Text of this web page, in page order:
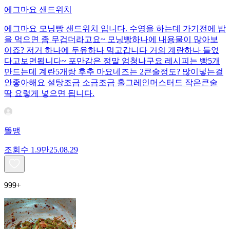
에그마요 샌드위치
에그마요 모닝빵 샌드위치 입니다. 수영을 하는데 가기전에 밥
을 먹으면 좀 무겁더라고요~ 모닝빵하나에 내용물이 많아보
이죠? 저거 하나에 두유하나 먹고갑니다 거의 계란하나 들었
다고보면됩니다~ 포만감은 정말 엄청나구요 레시피는 빵5개
만드는데 계란5개랑 후추 마요네즈는 2큰술정도? 많이넣는걸
안좋아해요 설탕조금 소금조금 홀그레인머스터드 작은큰술
딱 요렇게 넣으면 됩니다.
똘맹
조회수 1.9만25.08.29
999+